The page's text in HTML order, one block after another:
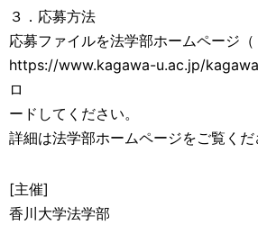
３．応募方法
応募ファイルを法学部ホームページ（
https://www.kagawa-u.ac.jp/
ロ
ードしてください。
詳細は法学部ホームページをご覧くだ
[主催]
香川大学法学部